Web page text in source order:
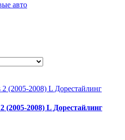
авто
(2005-2008) L Дорестайлинг